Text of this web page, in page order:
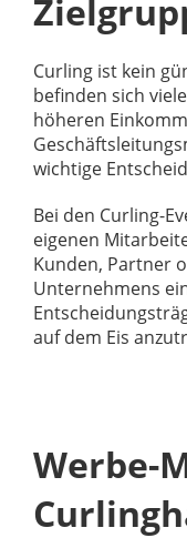
Curling ist kein
befinden sich
höheren
wichtige
Bei den Curling-
eigenen
Kunden, Partner
Unternehmens
auf dem Eis
Werbe-